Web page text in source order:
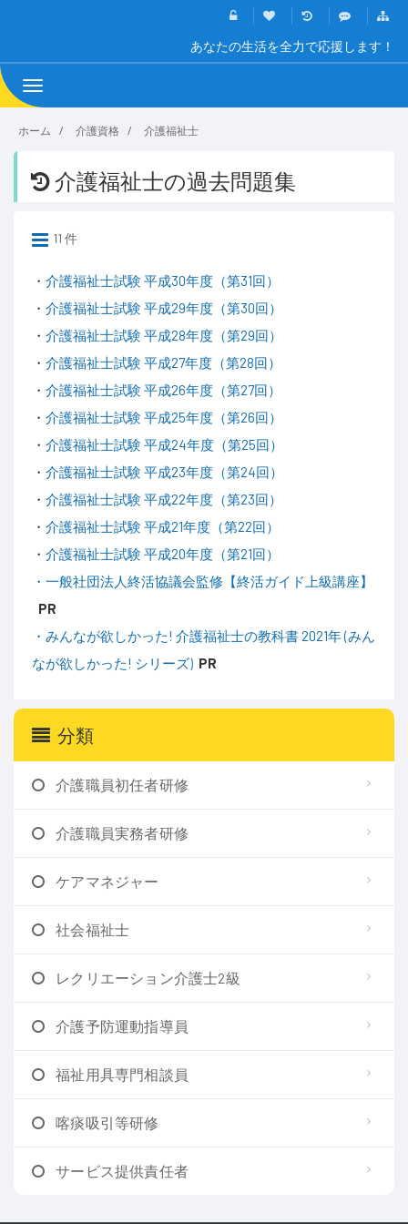
あなたの生活を全力で応援します！
Toggle
navigation
ホーム 介護資格 介護福祉士
介護福祉士の過去問題集
11 件
・ 介護福祉士試験 平成30年度（第31回）
・ 介護福祉士試験 平成29年度（第30回）
・ 介護福祉士試験 平成28年度（第29回）
・ 介護福祉士試験 平成27年度（第28回）
・ 介護福祉士試験 平成26年度（第27回）
・ 介護福祉士試験 平成25年度（第26回）
・ 介護福祉士試験 平成24年度（第25回）
・ 介護福祉士試験 平成23年度（第24回）
・ 介護福祉士試験 平成22年度（第23回）
・ 介護福祉士試験 平成21年度（第22回）
・ 介護福祉士試験 平成20年度（第21回）
・一般社団法人終活協議会監修【終活ガイド上級講座】
PR
・みんなが欲しかった! 介護福祉士の教科書 2021年 (みん
なが欲しかった! シリーズ) PR
分類
介護職員初任者研修
介護職員実務者研修
ケアマネジャー
社会福祉士
レクリエーション介護士2級
介護予防運動指導員
福祉用具専門相談員
喀痰吸引等研修
サービス提供責任者